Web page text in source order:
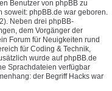
Benutzer von phpBB zu
soweit: phpBB.de war geboren.
Neben drei phpBB-
dem Vorgänger der
Forum für Neuigkeiten rund
für Coding & Technik,
wurde auf phpBB.de
Sprachdateien verfügbar
der Begriff Hacks war